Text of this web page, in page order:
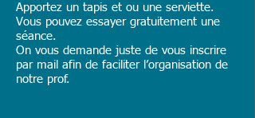
Apportez un tapis et ou une serviette.
Vous pouvez essayer gratuitement une
séance.
On vous demande juste de vous inscrire
par mail afin de faciliter l’organisation de
notre prof.